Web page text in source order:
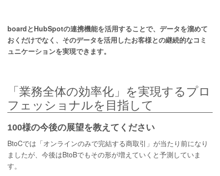
boardとHubSpotの連携機能を活用することで、データを溜めて
おくだけでなく、そのデータを活用したお客様との継続的なコミ
ュニケーションを実現できます。
「業務全体の効率化」を実現するプロ
フェッショナルを目指して
100様の今後の展望を教えてください
BtoCでは「オンラインのみで完結する商取引」が当たり前になり
ましたが、今後はBtoBでもその形が増えていくと予測していま
す。